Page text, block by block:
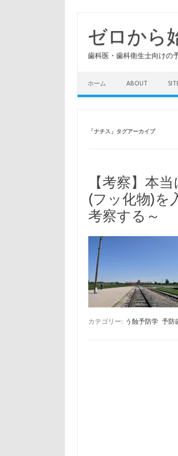
ゼロから
歯科医・歯科衛生士向けの
ホーム ABOUT
「ナチス 」タグアーカイブ
【考察】本
(フッ化物)を
考察する～
カテゴリー: う蝕予防学 予防